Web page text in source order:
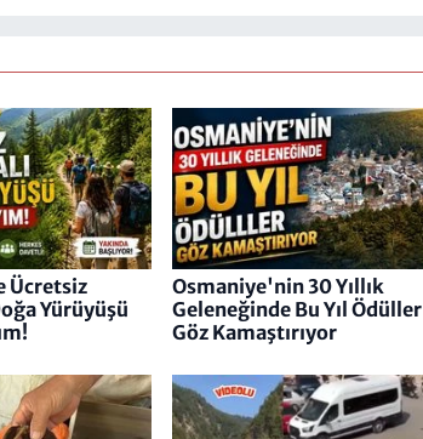
Ücretsiz
Yürüyüşü
Osmaniye'nin 30 Yıllık
Geleneğinde Bu Yıl Ödüller
Göz Kamaştırıyor